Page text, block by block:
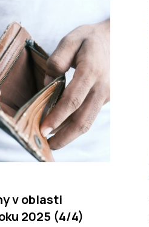
v oblasti
2025 (4/4)